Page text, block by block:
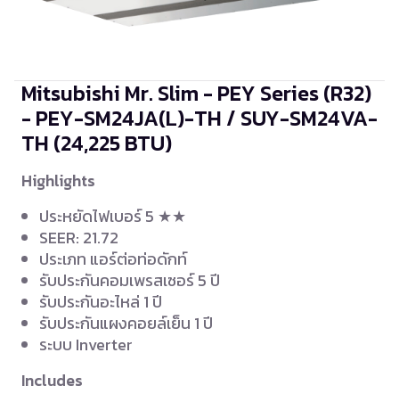
Mitsubishi Mr. Slim - PEY Series (R32)
- PEY-SM24JA(L)-TH / SUY-SM24VA-
TH (24,225 BTU)
Highlights
ประหยัดไฟเบอร์ 5 ★★
SEER: 21.72
ประเภท แอร์ต่อท่อดักท์
รับประกันคอมเพรสเซอร์ 5 ปี
รับประกันอะไหล่ 1 ปี
รับประกันแผงคอยล์เย็น 1 ปี
ระบบ Inverter
Includes